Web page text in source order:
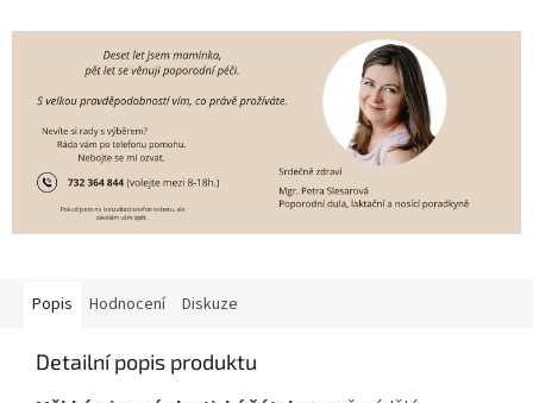
Popis Hodnocení Diskuze
Detailní popis produktu